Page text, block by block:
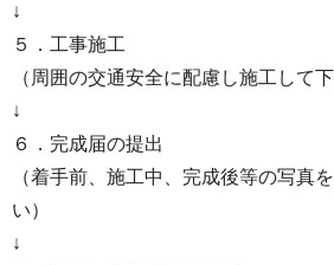
↓
５．工事施工
（周囲の交通安全に配慮し施工して下
↓
６．完成届の提出
（着手前、施工中、完成後等の写真
い）
↓